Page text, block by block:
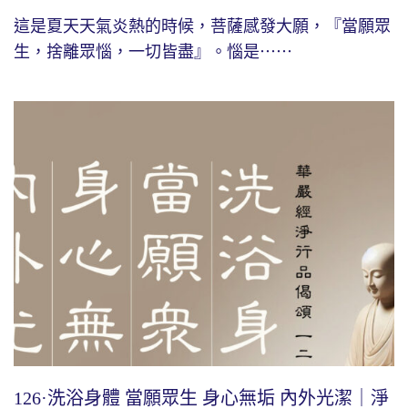
這是夏天天氣炎熱的時候，菩薩感發大願，『當願眾
生，捨離眾惱，一切皆盡』。惱是⋯⋯
126·洗浴身體 當願眾生 身心無垢 內外光潔｜淨